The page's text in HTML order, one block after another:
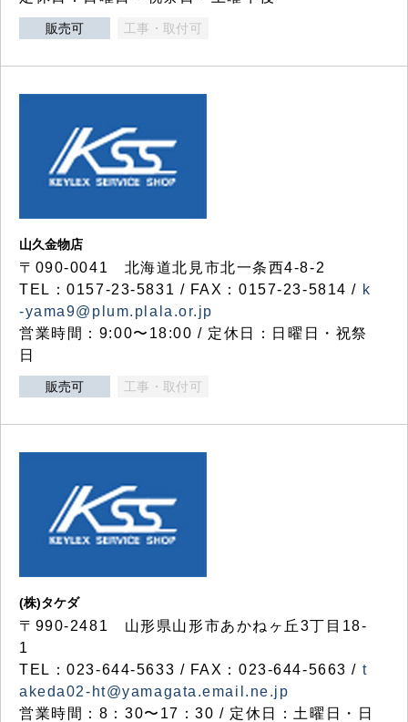
販売可 工事・取付可
山久金物店
〒090-0041 北海道北見市北一条西4-8-2
TEL：0157-23-5831 / FAX：0157-23-5814 / k
-yama9@plum.plala.or.jp
営業時間：9:00〜18:00 / 定休日：日曜日・祝祭
日
販売可 工事・取付可
(株)タケダ
〒990-2481 山形県山形市あかねヶ丘3丁目18-
1
TEL：023-644-5633 / FAX：023-644-5663 / t
akeda02-ht@yamagata.email.ne.jp
営業時間：8：30〜17：30 / 定休日：土曜日・日